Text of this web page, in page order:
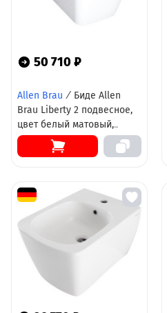
50 710 ₽
Allen Brau / Биде Allen
Brau Liberty 2 подвесное,
цвет белый матовый,
4.33010.21